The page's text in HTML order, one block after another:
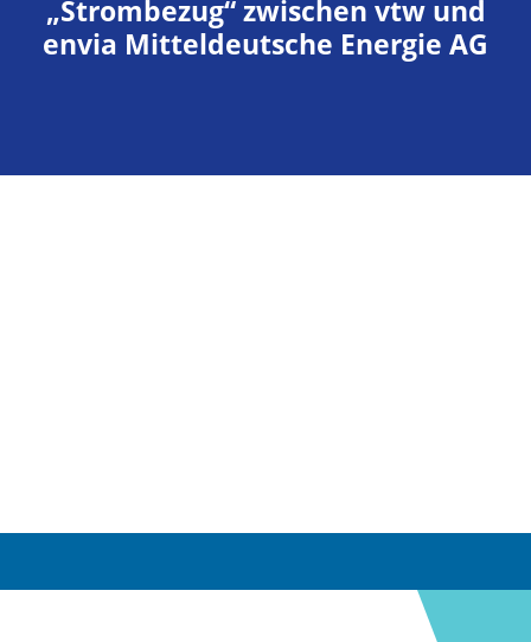
„Strombezug“ zwischen vtw und
envia Mitteldeutsche Energie AG